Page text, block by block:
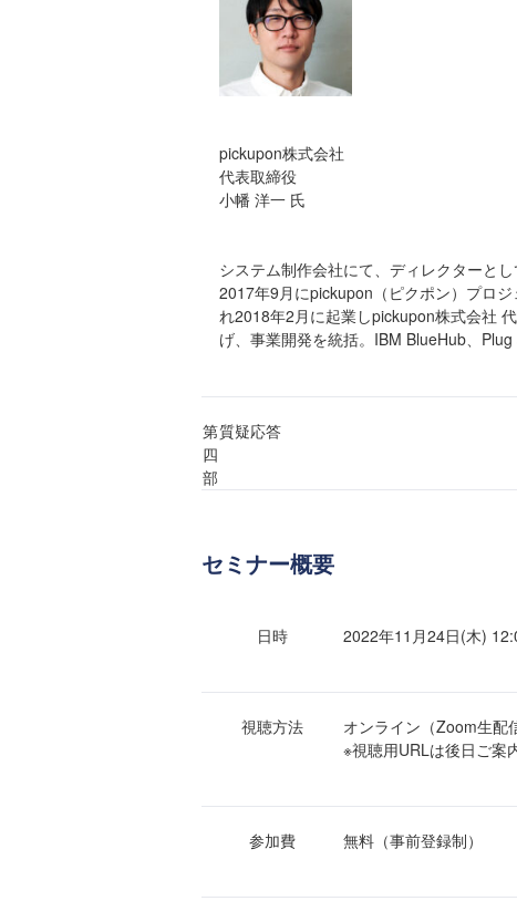
pickupon株式会社
代表取締役
小幡 洋一 氏
システム制作会社にて、ディレクターと
2017年9月にpickupon（ピクポン）プロ
れ2018年2月に起業しpickupon株式会社
げ、事業開発を統括。IBM BlueHub、
第
四
部
質疑応答
セミナー概要
日時 2022年11月24日(木)
視聴方法
オンライン（Zoom生配
※視聴用URLは後日ご案
参加費 無料（事前登録制）